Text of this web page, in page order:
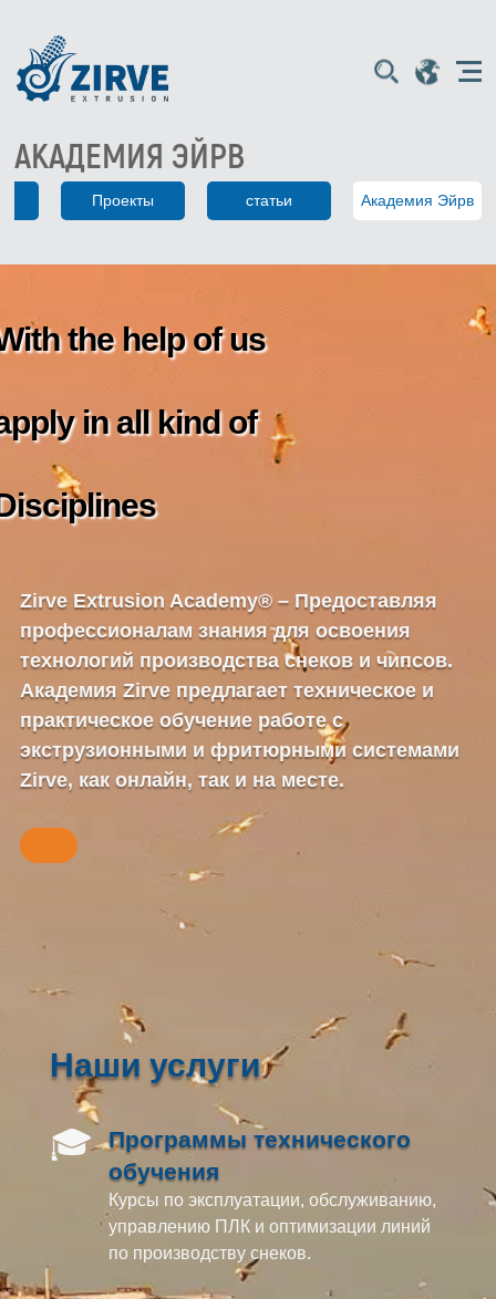
АКАДЕМИЯ ЭЙРВ
Проекты статьи Академия Эйрв
the help of us
in all kind of
Zirve Extrusion Academy® – Предоставляя
профессионалам знания для освоения
технологий производства снеков и чипсов.
Академия Zirve предлагает техническое и
практическое обучение работе с
экструзионными и фритюрными системами
Zirve, как онлайн, так и на месте.
Наши услуги
🎓
Программы технического
обучения
Курсы по эксплуатации, обслуживанию,
управлению ПЛК и оптимизации линий
по производству снеков.